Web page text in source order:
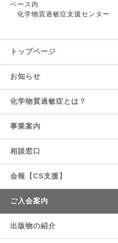
ペース内
化学物質過敏症支援センター
トップページ
お知らせ
化学物質過敏症とは？
事業案内
相談窓口
会報【CS支援】
ご入会案内
出版物の紹介